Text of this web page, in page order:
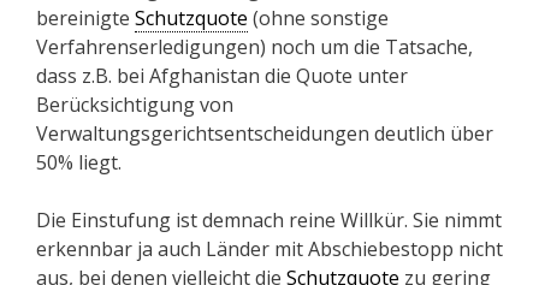
bereinigte Schutzquote (ohne sonstige
Verfahrenserledigungen) noch um die Tatsache,
dass z.B. bei Afghanistan die Quote unter
Berücksichtigung von
Verwaltungsgerichtsentscheidungen deutlich über
50% liegt.
Die Einstufung ist demnach reine Willkür. Sie nimmt
erkennbar ja auch Länder mit Abschiebestopp nicht
aus, bei denen vielleicht die Schutzquote zu gering